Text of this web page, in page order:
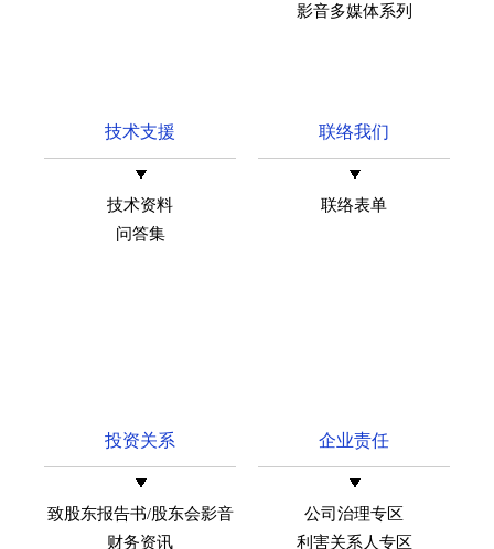
影音多媒体系列
技术支援
技术资料
问答集
联络我们
联络表单
投资关系
致股东报告书/股东会影音
财务资讯
企业责任
公司治理专区
利害关系人专区